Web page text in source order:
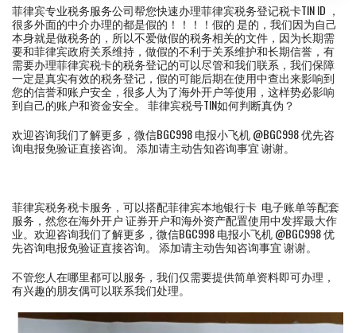
菲律宾专业税务服务公司帮您快速办理菲律宾税务登记税卡TIN ID ，
很多外面的中介办理的都是假的！！！！假的 是的，我们因为自己
本身就是做税务的，所以不爱做假的税务相关的文件，因为长期需
要和菲律宾政府关系维持，做假的不利于关系维护和长期信誉，有
需要办理菲律宾税卡的税务登记的可以尽管和我们联系，我们保障
一定是真实有效的税务登记，假的可能后期在使用中查出来影响到
您的信誉和账户安全，很多人为了海外开户等使用，这样势必影响
到自己的账户和资金安全。 菲律宾税号TIN如何判断真伪？
欢迎咨询我们了解更多，微信BGC998 电报小飞机 @BGC998 优先咨
询电报免验证直接咨询。 添加请主动告知咨询事宜 谢谢。
菲律宾税务税卡服务，可以搭配菲律宾本地银行卡 电子账单等配套
服务，然您在海外开户 证券开户和海外资产配置使用中发挥最大作
业。欢迎咨询我们了解更多，微信BGC998 电报小飞机 @BGC998 优
先咨询电报免验证直接咨询。 添加请主动告知咨询事宜 谢谢。
不管您人在哪里都可以服务，我们仅需要提供简单资料即可办理，
有兴趣的朋友偶可以联系我们处理。